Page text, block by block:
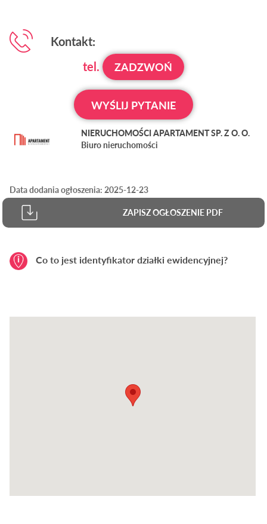
Co to jest identyfikator działki ewidencyjnej?
Kontakt:
tel.
ZADZWOŃ
WYŚLIJ PYTANIE
NIERUCHOMOŚCI APARTAMENT SP. Z O. O.
Biuro nieruchomości
Data dodania ogłoszenia: 2025-12-23
ZAPISZ OGŁOSZENIE PDF